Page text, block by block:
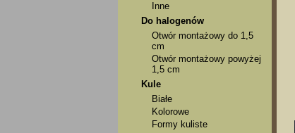
Inne
Do halogenów
Otwór montażowy do 1,5
cm
Otwór montażowy powyżej
1,5 cm
Kule
Białe
Kolorowe
Formy kuliste